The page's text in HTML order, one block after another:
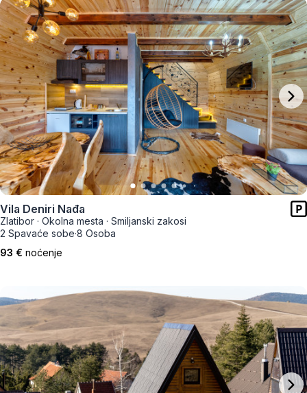
Vila Deniri Nađa
Zlatibor · Okolna mesta · Smiljanski zakosi
2 Spavaće sobe·8 Osoba
93 € noćenje